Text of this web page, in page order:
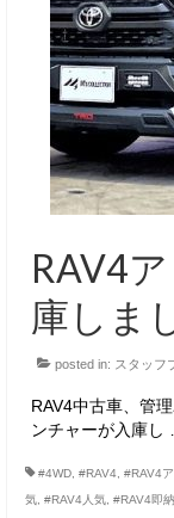
RAV4
庫しま
posted in: スタッフ
RAV4中古車、管
ンチャーが入庫し
#4WD #RAV4 #RAV4
気 #RAV4人気 #RAV4即